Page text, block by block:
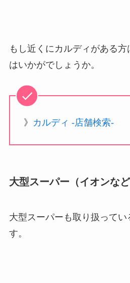
もし近くにカルディがある
はいかがでしょうか。
》 カルディ -店舗検索-
大型スーパー（イオンなど
大型スーパーも取り扱ってい
す。